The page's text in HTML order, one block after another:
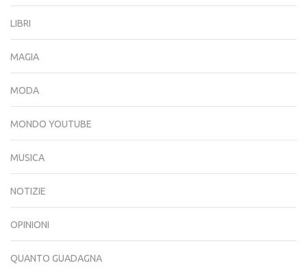
LIBRI
MAGIA
MODA
MONDO YOUTUBE
MUSICA
NOTIZIE
OPINIONI
QUANTO GUADAGNA